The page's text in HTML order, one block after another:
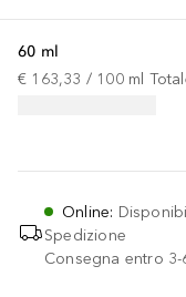
60 ml
€ 163,33 / 100 ml
Online:
Spedizione
Consegna entro